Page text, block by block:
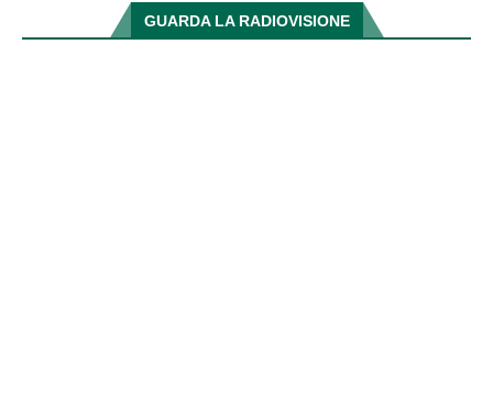
GUARDA LA RADIOVISIONE